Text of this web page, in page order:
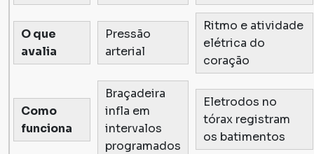
O que
avalia
Pressão
arterial
Ritmo e atividade
elétrica do
coração
Como
funciona
Braçadeira
infla em
intervalos
programados
Eletrodos no
tórax registram
os batimentos